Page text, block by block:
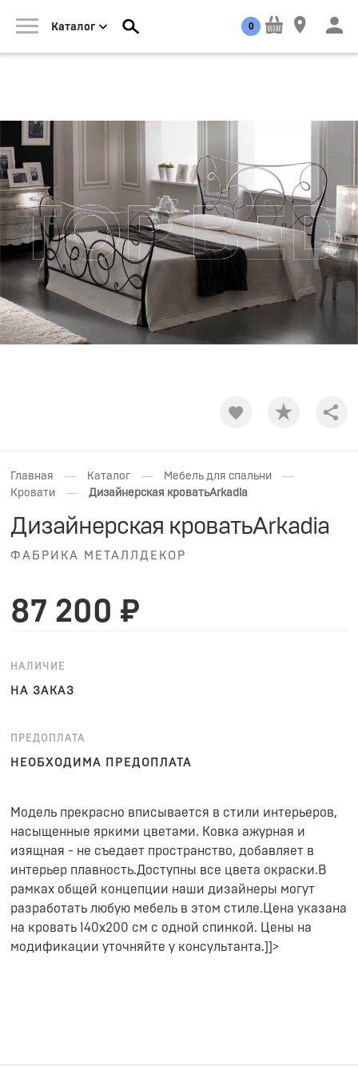
Каталог 0
Главная — Каталог — Мебель для спальни —
Кровати — Дизайнерская кроватьArkadia
Дизайнерская кроватьArkadia
ФАБРИКА МЕТАЛЛДЕКОР
87 200 ₽
НАЛИЧИЕ
НА ЗАКАЗ
ПРЕДОПЛАТА
НЕОБХОДИМА ПРЕДОПЛАТА
Модель прекрасно вписывается в стили интерьеров,
насыщенные яркими цветами. Ковка ажурная и
изящная - не съедает пространство, добавляет в
интерьер плавность.Доступны все цвета окраски.В
рамках общей концепции наши дизайнеры могут
разработать любую мебель в этом стиле.Цена указана
на кровать 140х200 см с одной спинкой. Цены на
модификации уточняйте у консультанта.]]>